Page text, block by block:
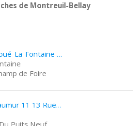
de Montreuil-Bellay
Crédit Agricole Doué-La-Fontaine Place Du Champ de Foire
de Foire
Crédit Agricole Saumur 11 13 Rue Du Puits Neuf
Puits Neuf